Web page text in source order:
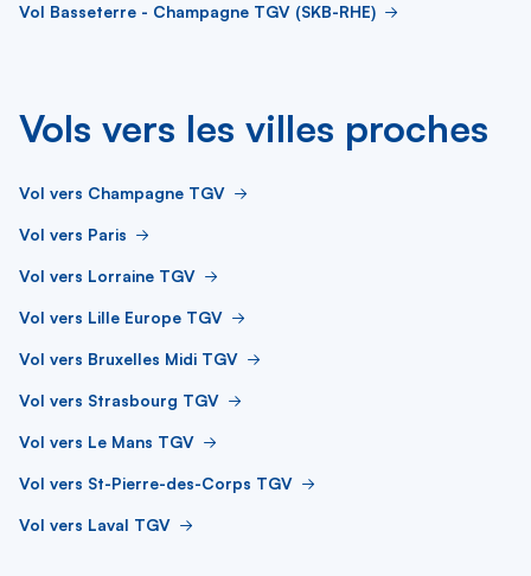
Vol Basseterre - Champagne TGV (SKB-RHE)
Vols vers les villes proches
Vol vers Champagne TGV
Vol vers Paris
Vol vers Lorraine TGV
Vol vers Lille Europe TGV
Vol vers Bruxelles Midi TGV
Vol vers Strasbourg TGV
Vol vers Le Mans TGV
Vol vers St-Pierre-des-Corps TGV
Vol vers Laval TGV